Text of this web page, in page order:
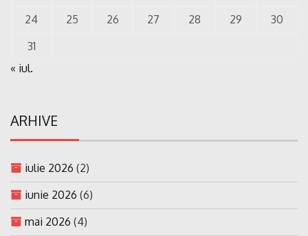
24
25 26 27 28 29
30
31
« iul.
ARHIVE
iulie 2026 (2)
iunie 2026 (6)
mai 2026 (4)